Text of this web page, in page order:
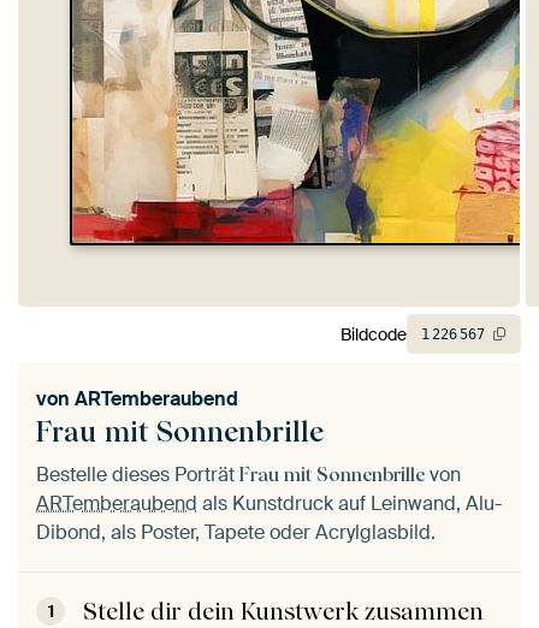
Frau mit Sonnenbrille
von ARTemberaubend
Bestelle dieses Porträt Frau mit Sonnenbrille von
ARTemberaubend als Kunstdruck auf Leinwand, Alu-
Dibond, als Poster, Tapete oder Acrylglasbild.
1 Stelle dir dein Kunstwerk zusammen
Bildcode 1226567